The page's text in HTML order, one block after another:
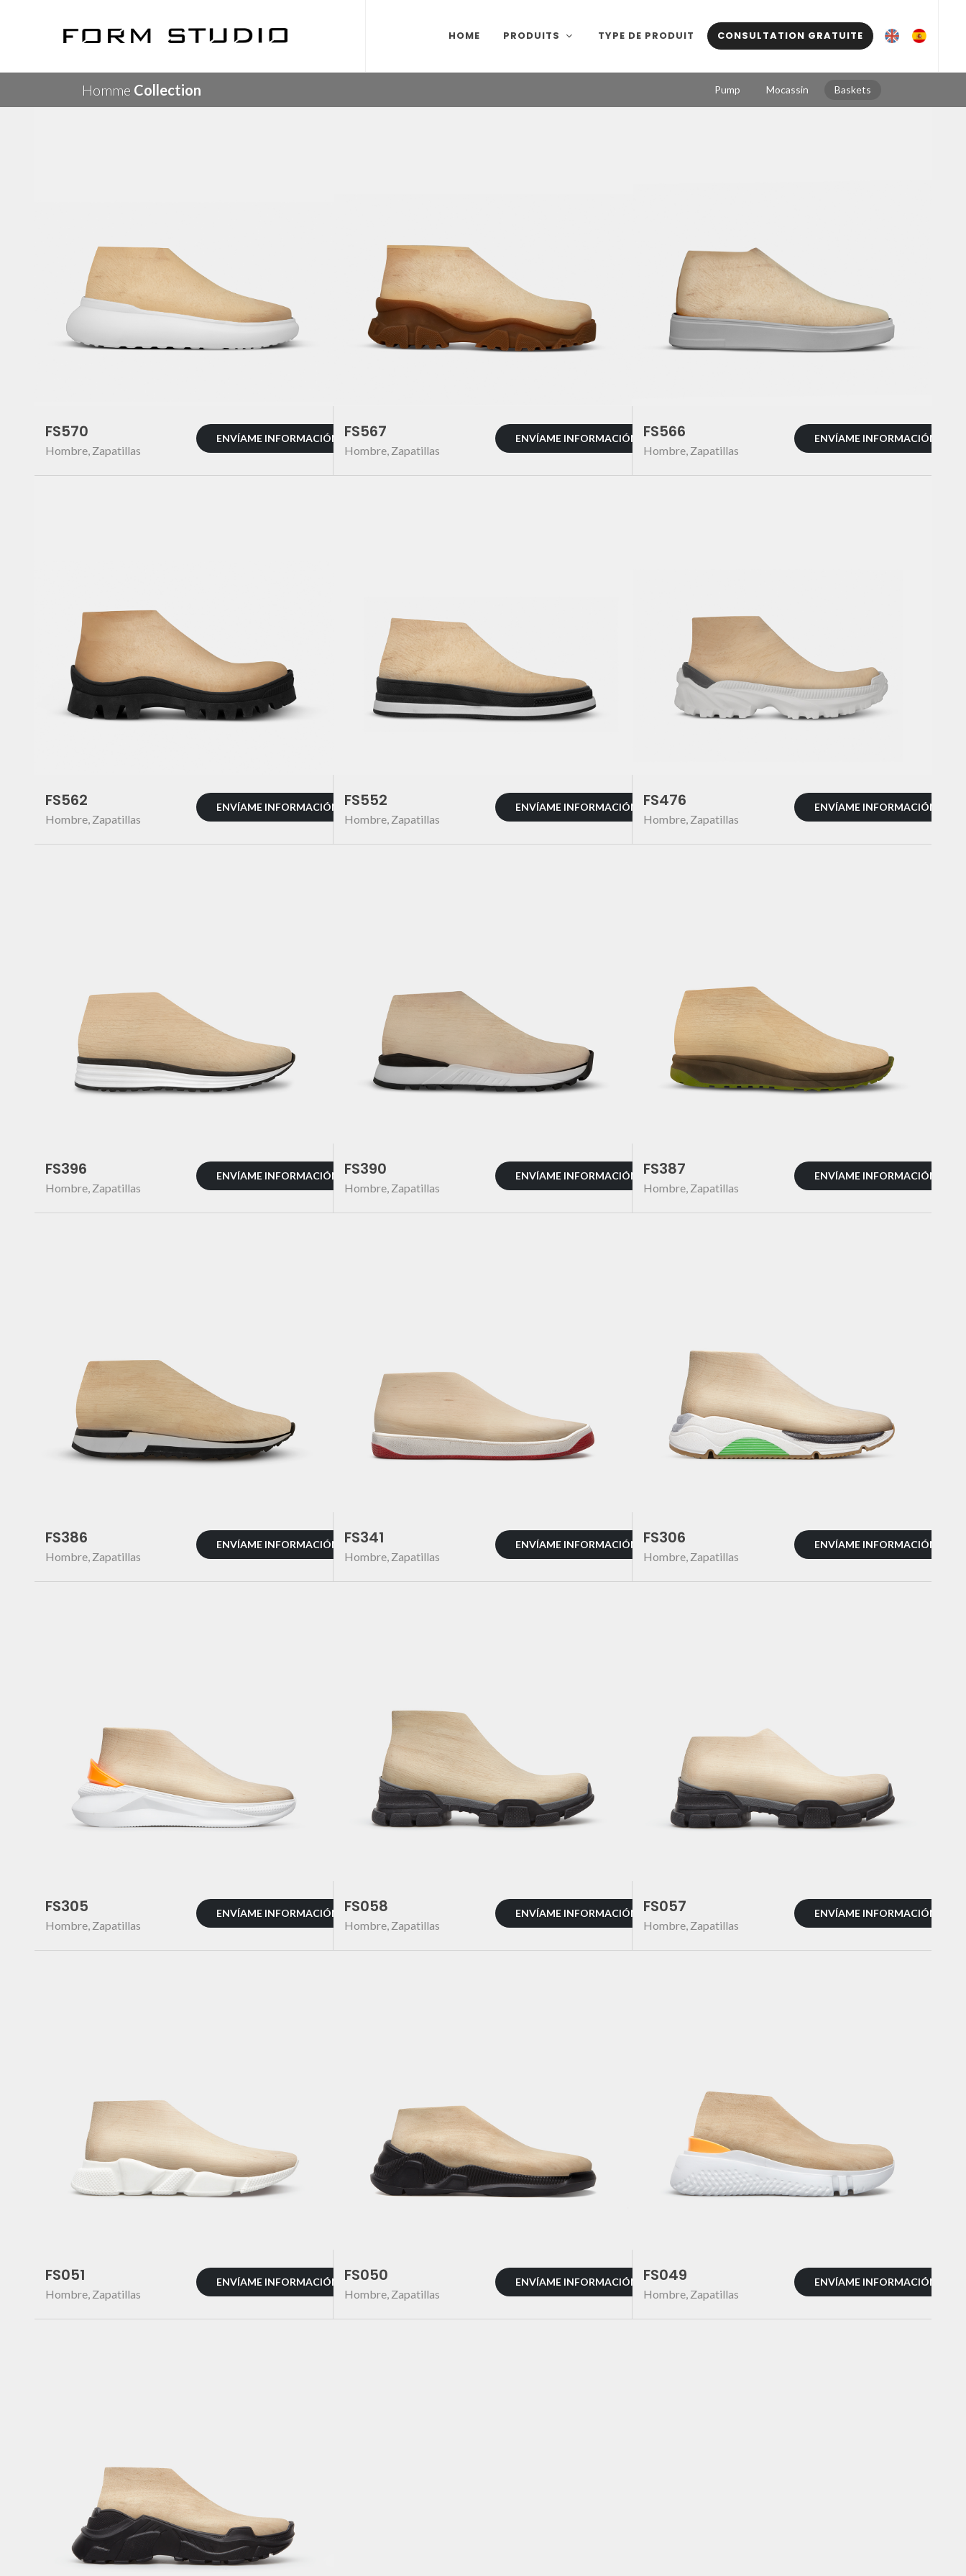
HOME PRODUITS TYPE DE PRODUIT CONSULTATION GRATUITE
Homme Collection Pump Mocassin Baskets
FS570
Hombre, Zapatillas
ENVÍAME INFORMACIÓN FS567
Hombre, Zapatillas
ENVÍAME INFORMACIÓN FS566
Hombre, Zapatillas
ENVÍAME INFORMACIÓN
FS562
Hombre, Zapatillas
ENVÍAME INFORMACIÓN FS552
Hombre, Zapatillas
ENVÍAME INFORMACIÓN FS476
Hombre, Zapatillas
ENVÍAME INFORMACIÓN
FS396
Hombre, Zapatillas
ENVÍAME INFORMACIÓN FS390
Hombre, Zapatillas
ENVÍAME INFORMACIÓN FS387
Hombre, Zapatillas
ENVÍAME INFORMACIÓN
FS386
Hombre, Zapatillas
ENVÍAME INFORMACIÓN FS341
Hombre, Zapatillas
ENVÍAME INFORMACIÓN FS306
Hombre, Zapatillas
ENVÍAME INFORMACIÓN
FS305
Hombre, Zapatillas
ENVÍAME INFORMACIÓN FS058
Hombre, Zapatillas
ENVÍAME INFORMACIÓN FS057
Hombre, Zapatillas
ENVÍAME INFORMACIÓN
FS051
Hombre, Zapatillas
ENVÍAME INFORMACIÓN FS050
Hombre, Zapatillas
ENVÍAME INFORMACIÓN FS049
Hombre, Zapatillas
ENVÍAME INFORMACIÓN